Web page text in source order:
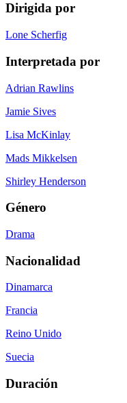
Dirigida por
Lone Scherfig
Interpretada por
Adrian Rawlins
Jamie Sives
Lisa McKinlay
Mads Mikkelsen
Shirley Henderson
Género
Drama
Nacionalidad
Dinamarca
Francia
Reino Unido
Suecia
Duración